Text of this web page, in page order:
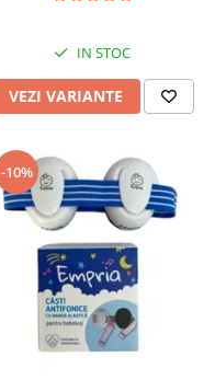
IN STOC
VEZI VARIANTE
-10%